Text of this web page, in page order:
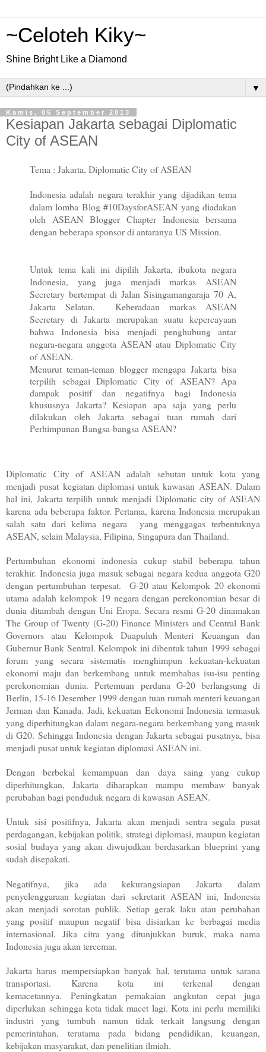
~Celoteh Kiky~
Shine Bright Like a Diamond
▼
Kamis, 05 September 2013
Kesiapan Jakarta sebagai Diplomatic
City of ASEAN
Tema : Jakarta, Diplomatic City of ASEAN
Indonesia adalah negara terakhir yang dijadikan tema
dalam lomba Blog #10DaysforASEAN yang diadakan
oleh ASEAN Blogger Chapter Indonesia bersama
dengan beberapa sponsor di antaranya US Mission.
Untuk tema kali ini dipilih Jakarta, ibukota negara
Indonesia, yang juga menjadi markas ASEAN
Secretary bertempat di Jalan Sisingamangaraja 70 A,
Jakarta Selatan. Keberadaan markas ASEAN
Secretary di Jakarta merupakan suatu kepercayaan
bahwa Indonesia bisa menjadi penghubung antar
negara-negara anggota ASEAN atau Diplomatic City
of ASEAN.
Menurut teman-teman blogger mengapa Jakarta bisa
terpilih sebagai Diplomatic City of ASEAN? Apa
dampak positif dan negatifnya bagi Indonesia
khususnya Jakarta? Kesiapan apa saja yang perlu
dilakukan oleh Jakarta sebagai tuan rumah dari
Perhimpunan Bangsa-bangsa ASEAN?
Diplomatic City of ASEAN adalah sebutan untuk kota yang
menjadi pusat kegiatan diplomasi untuk kawasan ASEAN. Dalam
hal ini, Jakarta terpilih untuk menjadi Diplomatic city of ASEAN
karena ada beberapa faktor. Pertama, karena Indonesia merupakan
salah satu dari kelima negara yang menggagas terbentuknya
ASEAN, selain Malaysia, Filipina, Singapura dan Thailand.
Pertumbuhan ekonomi indonesia cukup stabil beberapa tahun
terakhir. Indonesia juga masuk sebagai negara kedua anggota G20
dengan pertumbuhan terpesat. G-20 atau Kelompok 20 ekonomi
utama adalah kelompok 19 negara dengan perekonomian besar di
dunia ditambah dengan Uni Eropa. Secara resmi G-20 dinamakan
The Group of Twenty (G-20) Finance Ministers and Central Bank
Governors atau Kelompok Duapuluh Menteri Keuangan dan
Gubernur Bank Sentral. Kelompok ini dibentuk tahun 1999 sebagai
forum yang secara sistematis menghimpun kekuatan-kekuatan
ekonomi maju dan berkembang untuk membahas isu-isu penting
perekonomian dunia. Pertemuan perdana G-20 berlangsung di
Berlin, 15-16 Desember 1999 dengan tuan rumah menteri keuangan
Jerman dan Kanada. Jadi, kekuatan Eekonomi Indonesia termasuk
yang diperhitungkan dalam negara-negara berkembang yang masuk
di G20. Sehingga Indonesia dengan Jakarta sebagai pusatnya, bisa
menjadi pusat untuk kegiatan diplomasi ASEAN ini.
Dengan berbekal kemampuan dan daya saing yang cukup
diperhitungkan, Jakarta diharapkan mampu membaw banyak
perubahan bagi penduduk negara di kawasan ASEAN.
Untuk sisi positifnya, Jakarta akan menjadi sentra segala pusat
perdagangan, kebijakan politik, strategi diplomasi, maupun kegiatan
sosial budaya yang akan diwujudkan berdasarkan blueprint yang
sudah disepakati.
Negatifnya, jika ada kekurangsiapan Jakarta dalam
penyelenggaraan kegiatan dari sekretarit ASEAN ini, Indonesia
akan menjadi sorotan publik. Setiap gerak laku atau perubahan
yang positif maupun negatif bisa disiarkan ke berbagai media
internasional. Jika citra yang ditunjukkan buruk, maka nama
Indonesia juga akan tercemar.
Jakarta harus mempersiapkan banyak hal, terutama untuk sarana
transportasi. Karena kota ini terkenal dengan
kemacetannya. Peningkatan pemakaian angkutan cepat juga
diperlukan sehingga kota tidak macet lagi. Kota ini perlu memiliki
industri yang tumbuh namun tidak terkait langsung dengan
pemerintahan, terutama pada bidang pendidikan, keuangan,
kebijakan masyarakat, dan penelitian ilmiah.